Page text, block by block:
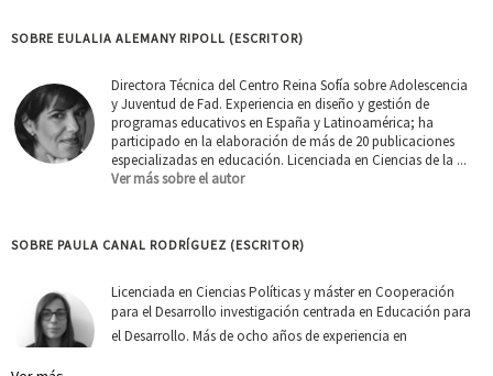
SOBRE EULALIA ALEMANY RIPOLL (ESCRITOR)
Directora Técnica del Centro Reina Sofía sobre Adolescencia
y Juventud de Fad. Experiencia en diseño y gestión de
programas educativos en España y Latinoamérica; ha
participado en la elaboración de más de 20 publicaciones
especializadas en educación. Licenciada en Ciencias de la ...
Ver más sobre el autor
SOBRE PAULA CANAL RODRÍGUEZ (ESCRITOR)
Licenciada en Ciencias Políticas y máster en Cooperación
para el Desarrollo investigación centrada en Educación para
el Desarrollo. Más de ocho años de experiencia en